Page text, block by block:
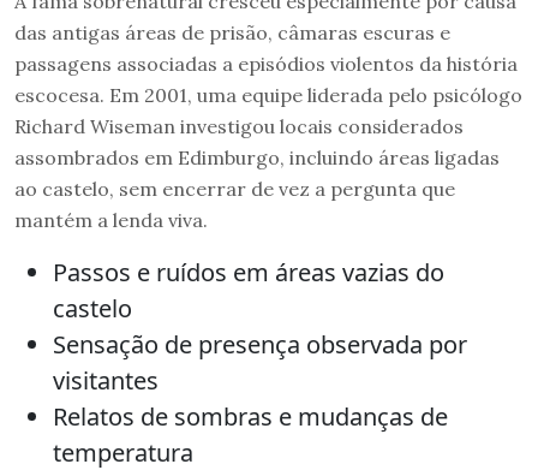
das antigas áreas de prisão, câmaras escuras e
passagens associadas a episódios violentos da história
escocesa. Em 2001, uma equipe liderada pelo psicólogo
Richard Wiseman investigou locais considerados
assombrados em Edimburgo, incluindo áreas ligadas
ao castelo, sem encerrar de vez a pergunta que
mantém a lenda viva.
Passos e ruídos em áreas vazias do
castelo
Sensação de presença observada por
visitantes
Relatos de sombras e mudanças de
temperatura